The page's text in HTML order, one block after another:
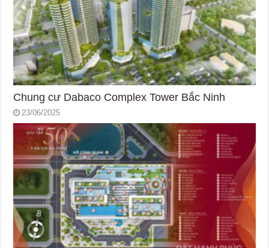
Chung cư Dabaco Complex Tower Bắc Ninh
23/06/2025